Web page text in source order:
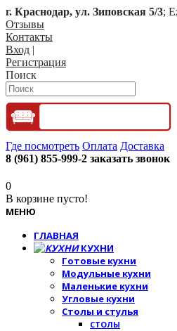
г. Краснодар, ул. Зиповская 5/3;
Отзывы
Контакты
Вход |
Регистрация
Поиск
Где посмотреть Оплата Доставка
8 (961) 855-999-2 заказать звонок
0
В корзине пусто!
МЕНЮ
ГЛАВНАЯ
КУХНИ
Готовые кухни
Модульные кухни
Маленькие кухни
Угловые кухни
Столы и стулья
СТОЛЫ